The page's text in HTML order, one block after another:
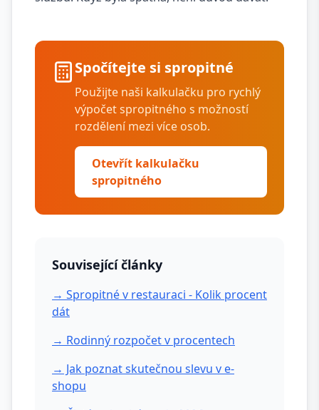
Spočítejte si spropitné
Použijte naši kalkulačku pro rychlý
výpočet spropitného s možností
rozdělení mezi více osob.
Otevřít kalkulačku
spropitného
Související články
→ Spropitné v restauraci - Kolik procent
dát
→ Rodinný rozpočet v procentech
→ Jak poznat skutečnou slevu v e-
shopu